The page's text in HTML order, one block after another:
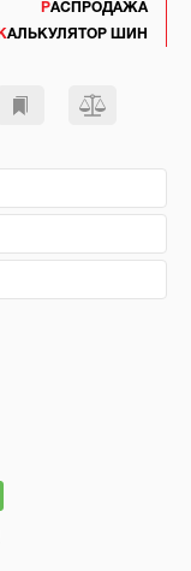
РАСПРОДАЖА
КАЛЬКУЛЯТОР ШИН